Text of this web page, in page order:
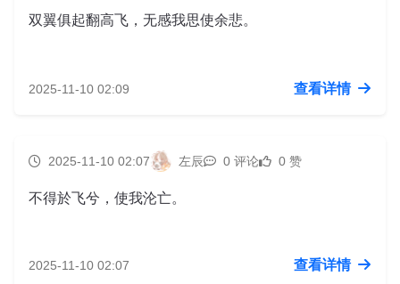
双翼俱起翻高飞，无感我思使余悲。
2025-11-10 02:09 查看详情
2025-11-10 02:07 左辰 0 评论 0 赞
不得於飞兮，使我沦亡。
2025-11-10 02:07 查看详情